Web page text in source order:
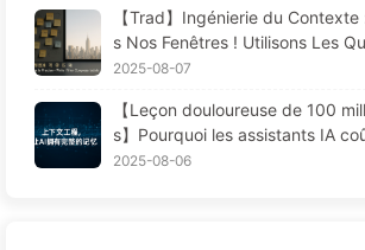
cielle à l’ère de l’IA —
ment 171
【Trad】Ingénierie du
s Nos Fenêtres ! Utilisons Les
édaction, Filtrage, Compression
à L'extérieur — Apprenons
2025-08-07
【Leçon douloureuse de 100
s】Pourquoi les assistants IA
ar les entreprises "oublient"
2025-08-06